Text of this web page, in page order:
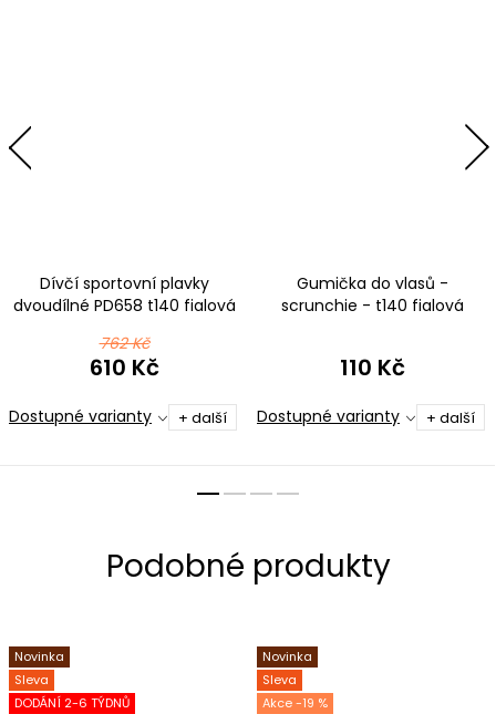
Dívčí sportovní plavky
dvoudílné PD658 t140 fialová
762 Kč
610 Kč
Dostupné varianty + další
Gumička do vlasů -
scrunchie - t140 fialová
110 Kč
Dostupné varianty + další
Novinka
Sleva
DODÁNÍ 2-6 TÝDNŮ
Novinka
Sleva
-19 %